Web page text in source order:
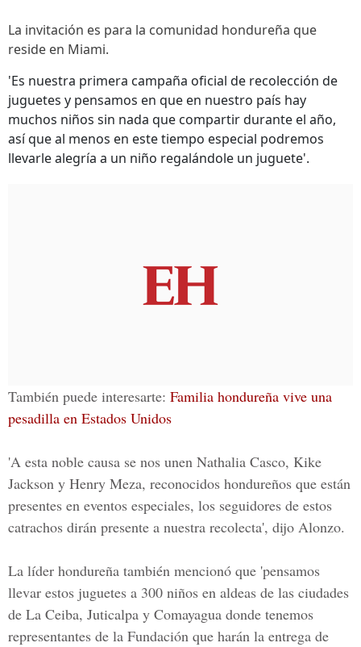
La invitación es para la comunidad hondureña que
reside en Miami.
'Es nuestra primera campaña oficial de recolección de
juguetes y pensamos en que en nuestro país hay
muchos niños sin nada que compartir durante el año,
así que al menos en este tiempo especial podremos
llevarle alegría a un niño regalándole un juguete'.
También puede interesarte: Familia hondureña vive una
pesadilla en Estados Unidos
'A esta noble causa se nos unen Nathalia Casco, Kike
Jackson y Henry Meza, reconocidos hondureños que están
presentes en eventos especiales, los seguidores de estos
catrachos dirán presente a nuestra recolecta', dijo Alonzo.
La líder hondureña también mencionó que 'pensamos
llevar estos juguetes a 300 niños en aldeas de las ciudades
de La Ceiba, Juticalpa y Comayagua donde tenemos
representantes de la Fundación que harán la entrega de